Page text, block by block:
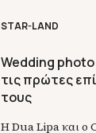
προστεθεί […]
STAR-LAND
Wedding
τις πρώτες
τους
Η Dua Lipa και ο